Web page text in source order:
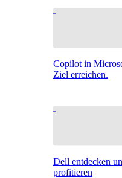
Copilot in
Ziel erreichen.
Dell entdecken
profitieren